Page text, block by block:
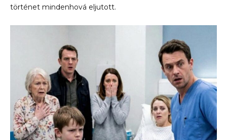
történet mindenhová eljutott.